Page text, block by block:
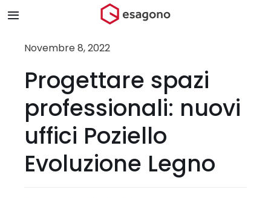
contenuto
Toggle
Navigation
Chi siamo
Store
Novembre 8, 2022
Progettare spazi
professionali: nuovi
uffici Poziello
Evoluzione Legno